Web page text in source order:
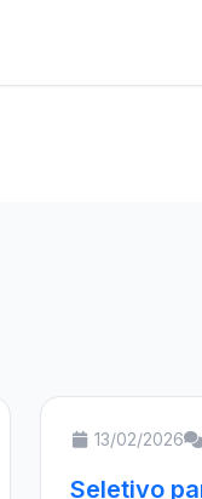
13/02/2026
Seletivo